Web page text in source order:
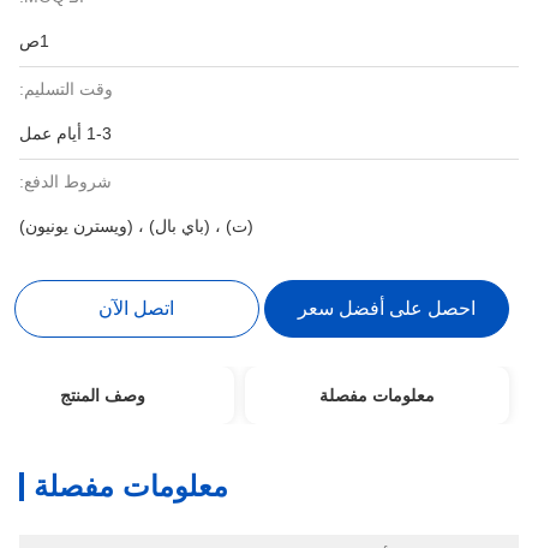
وقت التسليم:
1-3 أيام عمل
شروط الدفع:
(ت) ، (باي بال) ، (ويسترن يونيون)
احصل على أفضل سعر اتصل الآن
معلومات مفصلة وصف المنتج
معلومات مفصلة